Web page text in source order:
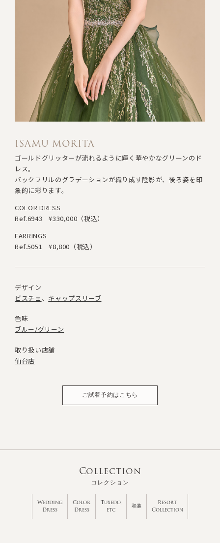
ISAMU MORITA
ゴールドグリッターが流れるように輝く華やかなグリーンのド
レス。
バックフリルのグラデーションが織り成す陰影が、後ろ姿を印
象的に彩ります。
COLOR DRESS
Ref.6943
¥330,000（税込）
EARRINGS
Ref.5051
¥8,800（税込）
デザイン
ビスチェ
キャップスリーブ
色味
ブルー/グリーン
取り扱い店舗
仙台店
ご試着予約はこちら
Collection
コレクション
Wedding
Dress
Color
Dress
Tuxedo,
etc
和装
Resort
Collection